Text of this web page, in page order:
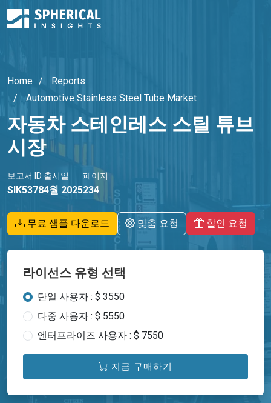
Home
Reports
Automotive Stainless Steel Tube Market
자동차 스테인레스 스틸 튜브
시장
보고서 ID
SIK5378
출시일
4월 2025
페이지
234
무료 샘플 다운로드 맞춤 요청 할인 요청
라이선스 유형 선택
단일 사용자 : $ 3550
다중 사용자 : $ 5550
엔터프라이즈 사용자 : $ 7550
지금 구매하기